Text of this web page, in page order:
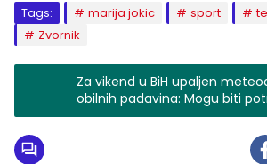
Tags: marija jokic sport
Zvornik
Za vikend u BiH upaljen
obilnih padavina: Mogu biti
evakuacije